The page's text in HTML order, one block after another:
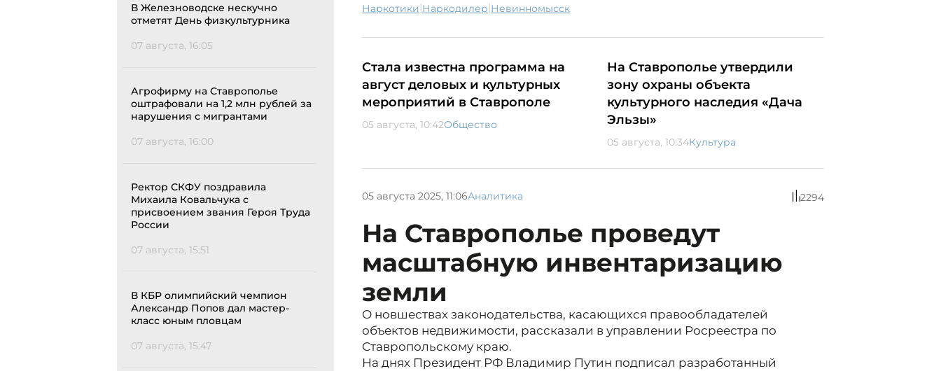
В Железноводске нескучно
отметят День физкультурника
07 августа, 16:05
Агрофирму на Ставрополье
оштрафовали на 1,2 млн рублей за
нарушения с мигрантами
07 августа, 16:00
Ректор СКФУ поздравила
Михаила Ковальчука с
присвоением звания Героя Труда
России
07 августа, 15:51
В КБР олимпийский чемпион
Александр Попов дал мастер-
класс юным пловцам
07 августа, 15:47
наркотики| наркодилер| Невинномысск
Стала известна программа на
август деловых и культурных
мероприятий в Ставрополе
05 августа, 10:42Общество
На Ставрополье утвердили
зону охраны объекта
культурного наследия «Дача
Эльзы»
05 августа, 10:34Культура
05 августа 2025, 11:06Аналитика 2294
На Ставрополье проведут
масштабную инвентаризацию
земли
О новшествах законодательства, касающихся правообладателей
объектов недвижимости, рассказали в управлении Росреестра по
Ставропольскому краю.
На днях Президент РФ Владимир Путин подписал разработанный